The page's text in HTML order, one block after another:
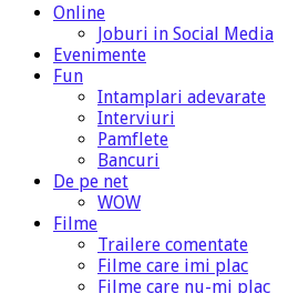
Online
Joburi in Social Media
Evenimente
Fun
Intamplari adevarate
Interviuri
Pamflete
Bancuri
De pe net
WOW
Filme
Trailere comentate
Filme care imi plac
Filme care nu-mi plac